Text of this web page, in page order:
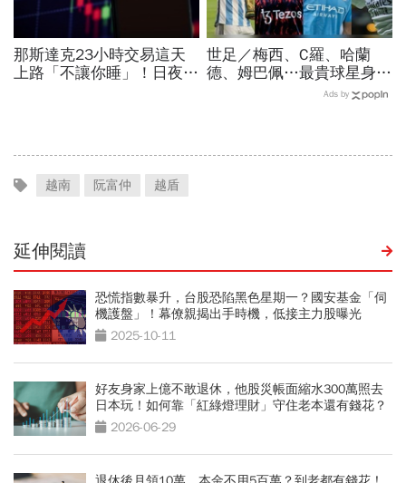
那斯達克23小時交易這天
上路「不讓你睡」！日夜盤
世足／梅西、C羅、哈蘭
德、姆巴佩…最貴球星身價
73億！選手排行出爐，法
Ads by
越南 阮富仲 越盾
延伸閱讀
恐慌指數暴升，台股恐陷黑色星期一？國安基金「伺
機護盤」！幕僚親揭出手時機，低接主力股曝光
2025-10-11
好友身家上億不敢退休，他股災帳面縮水300萬照去
日本玩！如何靠「紅綠燈理財」守住老本還有錢花？
2026-06-29